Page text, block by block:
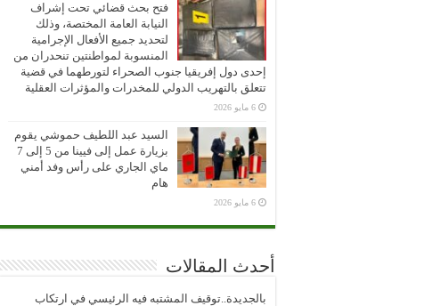
فتح بحث قضائي تحت إشراف
النيابة العامة المختصة، وذلك
لتحديد جميع الأفعال الإجرامية
المنسوبة لمواطنتين تنحدران من
إحدى دول إفريقيا جنوب الصحراء لتورطهما في قضية
تتعلق بالتهريب الدولي للمخدرات والمؤثرات العقلية
6 مايو 2026
السيد عبد اللطيف حموشي يقوم
بزيارة عمل إلى فيينا من 5 إلى 7
ماي الجاري على رأس وفد أمني
هام
6 مايو 2026
أحدث المقالات
بالجديدة..توقيف المشتبه فيه الرئيسي في ارتكاب